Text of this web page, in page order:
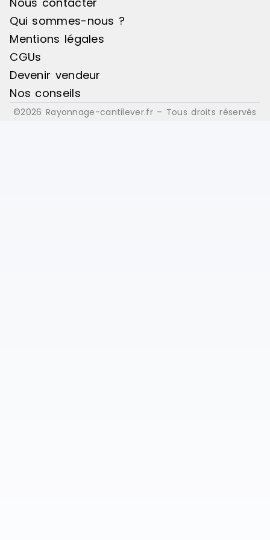
Qui sommes-nous ?
Mentions légales
CGUs
Devenir vendeur
Nos conseils
©2026 Rayonnage-cantilever.fr – Tous droits réservés